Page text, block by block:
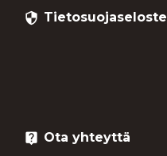
security Tietosuojaseloste
live_help Ota yhteyttä